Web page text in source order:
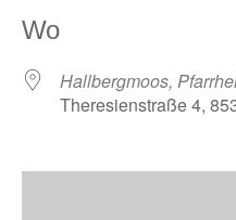
Wo
Hallbergmoos,
Theresienstraße 4,